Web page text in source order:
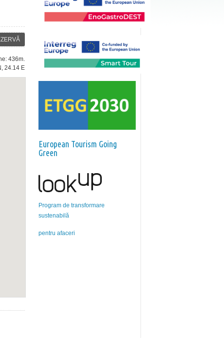
436m.
24.14 E
European Tourism Going
Green
Program de transformare
sustenabilă
pentru afaceri